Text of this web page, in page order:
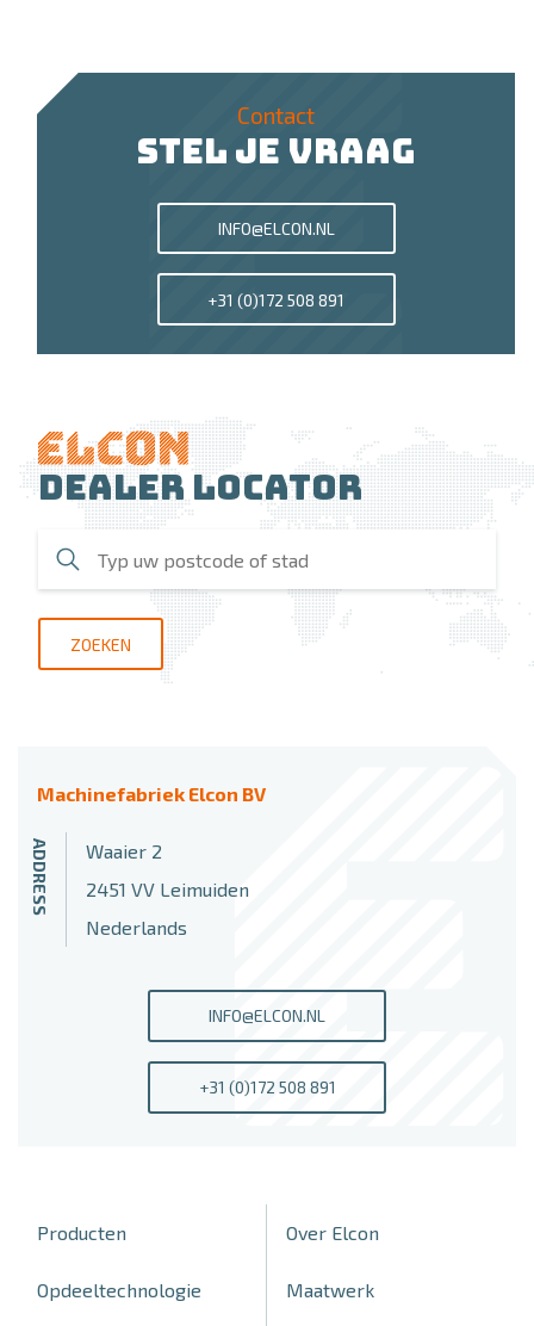
Contact
STEL JE VRAAG
INFO@ELCON.NL
+31 (0)172 508 891
Dealer locator
ZOEKEN
Machinefabriek Elcon BV
ADDRESS
Waaier 2
2451 VV Leimuiden
Nederlands
INFO@ELCON.NL
+31 (0)172 508 891
Producten Over Elcon
Opdeeltechnologie Maatwerk